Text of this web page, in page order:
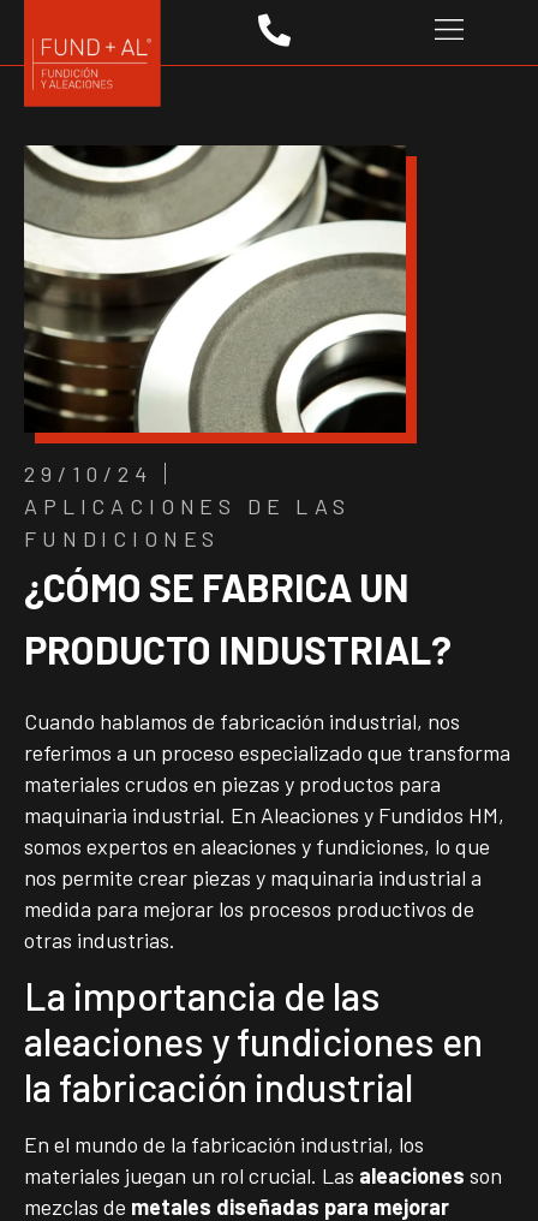
29/10/24
APLICACIONES DE LAS
FUNDICIONES
¿CÓMO SE FABRICA UN
PRODUCTO INDUSTRIAL?
Cuando hablamos de fabricación industrial, nos
referimos a un proceso especializado que transforma
materiales crudos en piezas y productos para
maquinaria industrial. En Aleaciones y Fundidos HM,
somos expertos en aleaciones y fundiciones, lo que
nos permite crear piezas y maquinaria industrial a
medida para mejorar los procesos productivos de
otras industrias.
La importancia de las
aleaciones y fundiciones en
la fabricación industrial
En el mundo de la fabricación industrial, los
materiales juegan un rol crucial. Las aleaciones son
mezclas de metales diseñadas para mejorar